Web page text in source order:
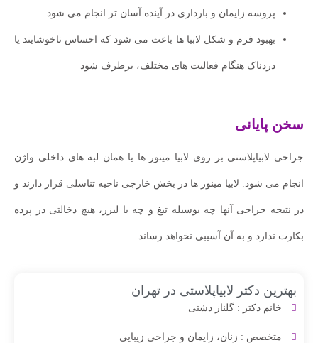
پروسه زایمان و بارداری در آینده آسان تر انجام می شود
بهبود فرم و شکل لابیا ها باعث می شود که احساس ناخوشایند یا
دردناک هنگام فعالیت های مختلف، برطرف شود
سخن پایانی
جراحی لابیاپلاستی بر روی لابیا مینور ها یا همان لبه های داخلی واژن
انجام می شود. لابیا مینور ها در بخش خارجی ناحیه تناسلی قرار دارند و
در نتیجه جراحی آنها چه بوسیله تیغ و چه با لیزر، هیچ دخالتی در پرده
بکارت ندارد و به آن آسیبی نخواهد رساند.
بهترین دکتر لابیاپلاستی در تهران
خانم دکتر : گلناز دشتی
متخصص : زنان، زایمان و جراحی زیبایی